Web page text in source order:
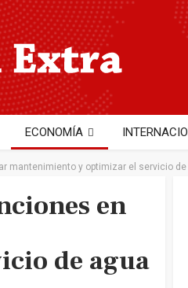
ECONOMÍA
mantenimiento y optimizar el servicio de
en
de agua